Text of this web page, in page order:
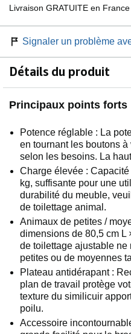
Livraison GRATUITE en
Signaler un problème
Détails du produit
Principaux points forts
Potence réglable : La
en tournant les boutons à
selon les besoins. La
Charge élevée :
kg, suffisante pour une
durabilité du meuble,
de toilettage animal.
Animaux de petites /
dimensions de 80,5 cm L
de toilettage ajustable
petites ou de moyennes
Plateau antidérapant :
plan de travail protège
texture du similicuir
poilu.
Accessoire